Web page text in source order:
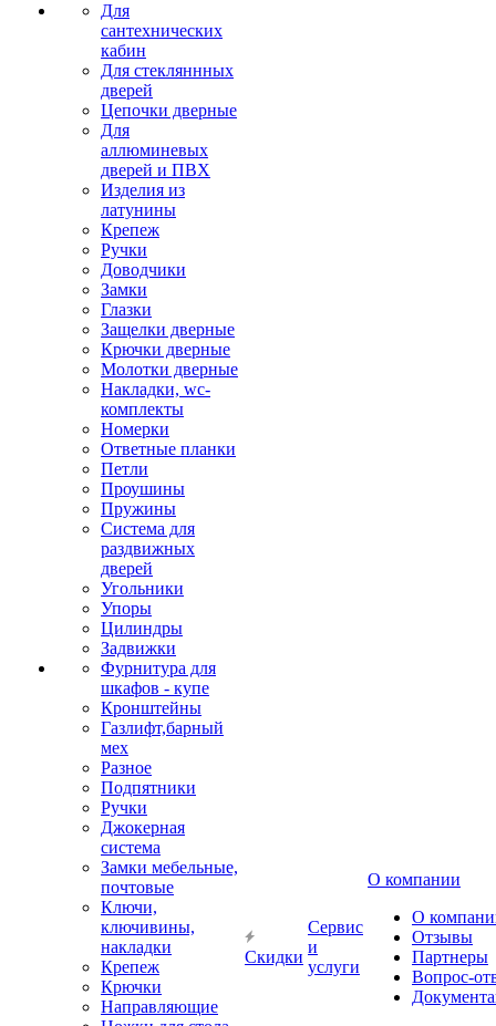
Для
сантехнических
кабин
Для стекляннных
дверей
Цепочки дверные
Для
аллюминевых
дверей и ПВХ
Изделия из
латунины
Крепеж
Ручки
Доводчики
Замки
Глазки
Защелки дверные
Крючки дверные
Молотки дверные
Накладки, wc-
комплекты
Номерки
Ответные планки
Петли
Проушины
Пружины
Система для
раздвижных
дверей
Угольники
Упоры
Цилиндры
Задвижки
Фурнитура для
шкафов - купе
Кронштейны
Газлифт,барный
мех
Разное
Подпятники
Ручки
Джокерная
система
Замки мебельные,
почтовые
Ключи,
ключивины,
накладки
Крепеж
Крючки
Направляющие
Скидки
Сервис
и
услуги
О компании
О
Отзывы
Партнеры
Вопрос-